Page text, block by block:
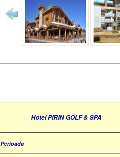
Hotel PIRIN GOLF & SPA
Perioada